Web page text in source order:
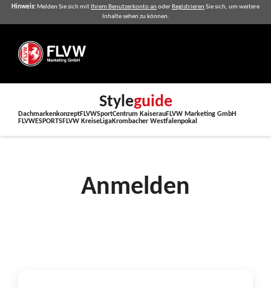
Hinweis: Melden Sie sich mit Ihrem Benutzerkonto an oder Registrieren Sie sich, um weitere
Inhalte sehen zu können.
Styleguide
DachmarkenkonzeptFLVWSportCentrum KaiserauFLVW Marketing GmbH
FLVWESPORTSFLVW KreiseLigaKrombacher Westfalenpokal
Anmelden